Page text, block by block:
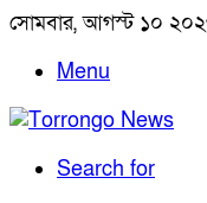
সোমবার, আগস্ট ১০
Menu
Search for